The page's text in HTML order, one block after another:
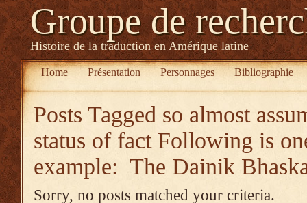
Groupe de
Histoire de la traduction en Amérique latine
Home Présentation Personnages Bibliographie
Posts Tagged so almost
status of fact Following is
example: The Dainik
Sorry, no posts matched your criteria.